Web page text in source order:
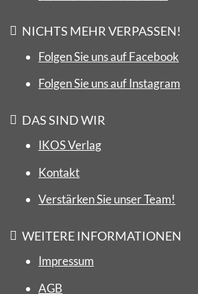
NICHTS MEHR VERPASSEN!
Folgen Sie uns auf Facebook
Folgen Sie uns auf Instagram
DAS SIND WIR
IKOS Verlag
Kontakt
Verstärken Sie unser Team!
WEITERE INFORMATIONEN
Impressum
AGB